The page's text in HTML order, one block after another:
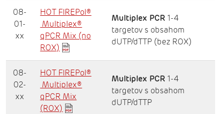
08-
01-
xx
HOT FIREPol®
Multiplex®
qPCR Mix (no
ROX)
Multiplex PCR 1-4
targetov s obsahom
dUTP/dTTP (bez ROX)
08-
02-
xx
HOT FIREPol®
Multiplex®
qPCR Mix
(ROX)
Multiplex PCR 1-4
targetov s obsahom
dUTP/dTTP